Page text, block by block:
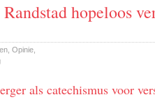
hopeloos
, Opinie,
als catechismus voor